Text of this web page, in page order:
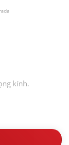
kính.